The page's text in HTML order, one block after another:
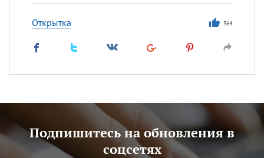
Открытка 364
Подпишитесь на обновления в
соцсетях